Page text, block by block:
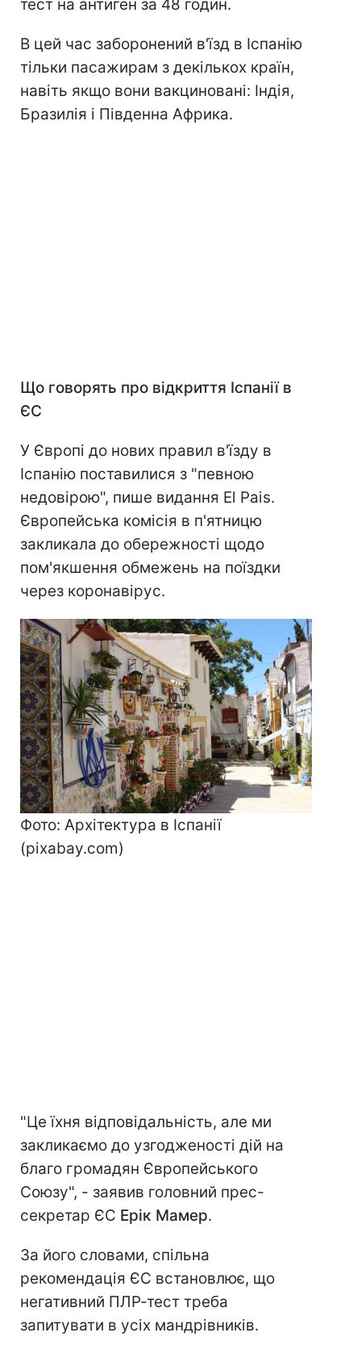
тест на антиген за 48 годин.
В цей час заборонений в'їзд в Іспанію
тільки пасажирам з декількох країн,
навіть якщо вони вакциновані: Індія,
Бразилія і Південна Африка.
Що говорять про відкриття Іспанії в
ЄС
У Європі до нових правил в'їзду в
Іспанію поставилися з "певною
недовірою", пише видання El Pais.
Європейська комісія в п'ятницю
закликала до обережності щодо
пом'якшення обмежень на поїздки
через коронавірус.
Фото: Архітектура в Іспанії
(pixabay.com)
"Це їхня відповідальність, але ми
закликаємо до узгодженості дій на
благо громадян Європейського
Союзу", - заявив головний прес-
секретар ЄС Ерік Мамер.
За його словами, спільна
рекомендація ЄС встановлює, що
негативний ПЛР-тест треба
запитувати в усіх мандрівників.